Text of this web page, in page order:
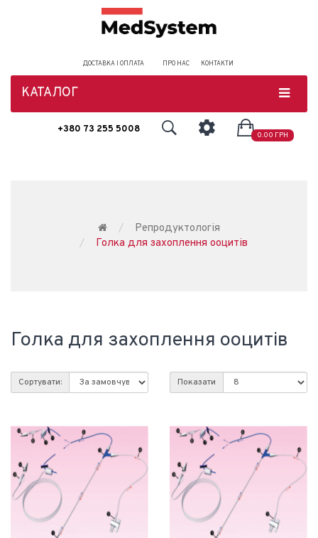
ДОСТАВКА І ОПЛАТА ПРО НАС КОНТАКТИ
КАТАЛОГ
+380 73 255 5008
0.00 ГРН
Репродуктологія
Голка для захоплення ооцитів
Голка для захоплення ооцитів
Сортувати: Показати